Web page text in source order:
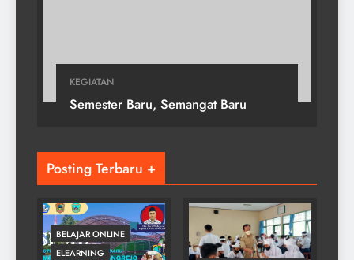
KEGIATAN
Semester Baru, Semangat Baru
Posting Terbaru +
BELAJAR ONLINE
ELEARNING